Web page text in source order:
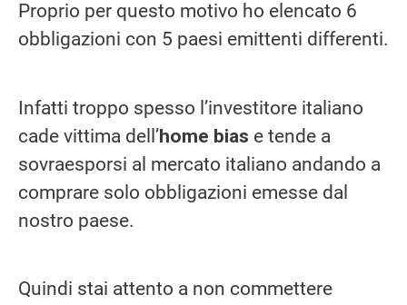
Proprio per questo motivo ho elencato 6
obbligazioni con 5 paesi emittenti differenti.
Infatti troppo spesso l’investitore italiano
cade vittima dell’home bias e tende a
sovraesporsi al mercato italiano andando a
comprare solo obbligazioni emesse dal
nostro paese.
Quindi stai attento a non commettere